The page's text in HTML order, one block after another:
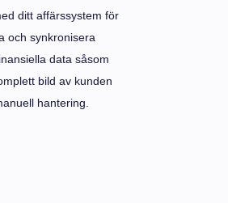
ditt affärssystem för
och synkronisera
data såsom
bild av kunden
hantering.